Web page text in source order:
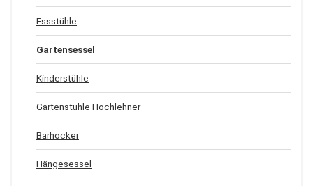
Essstühle
Gartensessel
Kinderstühle
Gartenstühle Hochlehner
Barhocker
Hängesessel